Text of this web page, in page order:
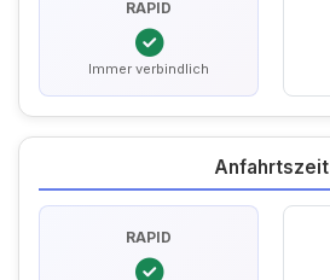
RAPID
Immer verbindlich
Anfahrtszeit
RAPID